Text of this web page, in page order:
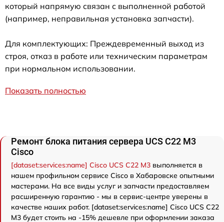
который напрямую связан с выполненной работой
(например, неправильная установка запчасти).
Для комплектующих: Преждевременный выход из
строя, отказ в работе или техническим параметрам
при нормальном использовании.
Показать полностью
Ремонт блока питания сервера UCS C22 M3
Cisco
[dataset:services:name] Cisco UCS C22 M3 выполняется в
нашем профильном сервисе Cisco в Хабаровске опытными
мастерами. На все виды услуг и запчасти предоставляем
расширенную гарантию - мы в сервис-центре уверены в
качестве наших работ. [dataset:services:name] Cisco UCS C22
M3 будет стоить на -15% дешевле при оформлении заказа